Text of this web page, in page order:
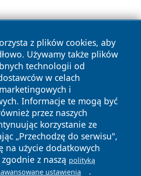
z plików cookies, aby
Używamy także plików
technologii od
w celach
i
Informacje te mogą być
przez naszych
korzystanie ze
„Przechodzę do serwisu",
na użycie dodatkowych
z naszą polityką
ustawienia .
Wszystkie prawa
Polityka
Cookies